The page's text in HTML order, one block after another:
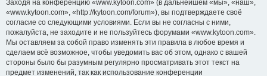
Заходя на конференцию «www.kytoon.com» (в дальнейшем «мы», «наш»,
«www.kytoon.com», «http://kytoon.com/forum»), вы подтверждаете своё
согласие со следующими условиями. Если вы не согласны с ними,
пожалуйста, не заходите и не пользуйтесь форумами «www.kytoon.com».
Мы оставляем за собой право изменять эти правила в любое время и
сделаем всё возможное, чтобы уведомить вас об этом, однако с вашей
стороны было бы разумным регулярно просматривать этот текст на
предмет изменений, так как использование конференции